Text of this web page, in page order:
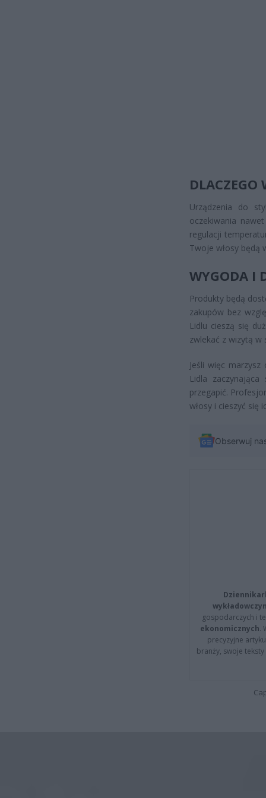
DLACZEGO
Urządzenia do
oczekiwania
regulacji
Twoje włosy będą
WYGODA I
Produkty będą
zakupów bez
Lidlu cieszą się
zwlekać z wizytą w
Jeśli więc
Lidla
przegapić.
włosy i cieszyć się
Obserwuj
gospodarczych i
ekonomicznych.
precyzyjne
branży, swoje